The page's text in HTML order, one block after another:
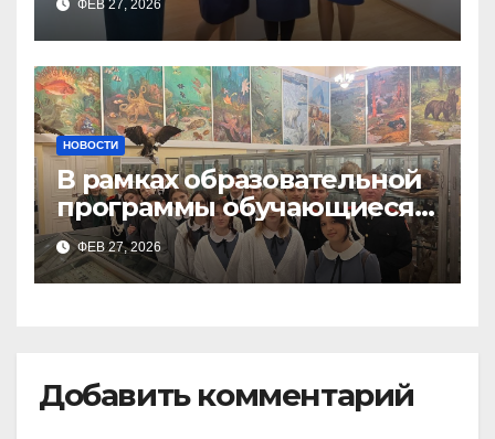
Тимченко О.О.
ФЕВ 27, 2026
НОВОСТИ
В рамках образовательной
программы обучающиеся
9а,8,9б классов посетили
зоологический музей и
ФЕВ 27, 2026
Добавить комментарий